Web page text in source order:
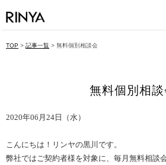
TOP > 記事一覧 > 無料個別相談会
無料個別相談
2020年06月24日（水）
こんにちは！リンヤの黒川です。
弊社ではご契約者様を対象に、毎月無料相談